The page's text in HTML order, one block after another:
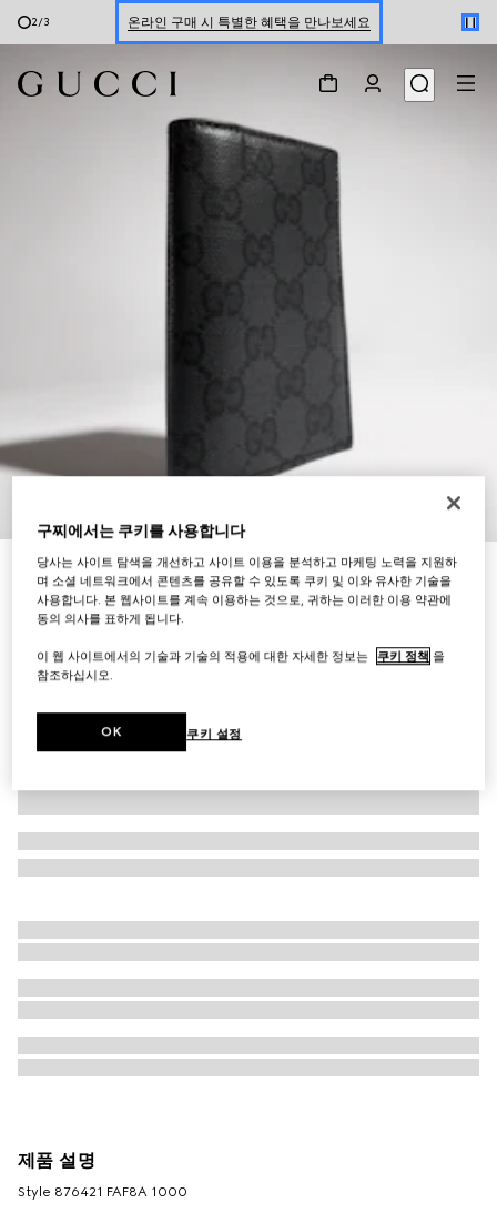
2/3 온라인 구매 시 특별한 혜택을 만나보세요
4
이니셜로 나만의 특별한 아이템 만들기
[구찌 에센스 클래식] 카드 케이스
₩580,000
제품 설명
Style ‎876421 FAF8A 1000
구찌에서는 쿠키를 사용합니다
당사는 사이트 탐색을 개선하고 사이트 이용을 분석하고 마케팅 노력을 지원하
며 소셜 네트워크에서 콘텐츠를 공유할 수 있도록 쿠키 및 이와 유사한 기술을
사용합니다. 본 웹사이트를 계속 이용하는 것으로, 귀하는 이러한 이용 약관에
동의 의사를 표하게 됩니다.
이 웹 사이트에서의 기술과 기술의 적용에 대한 자세한 정보는 쿠키 정책 을
참조하십시오.
쿠키 설정
OK